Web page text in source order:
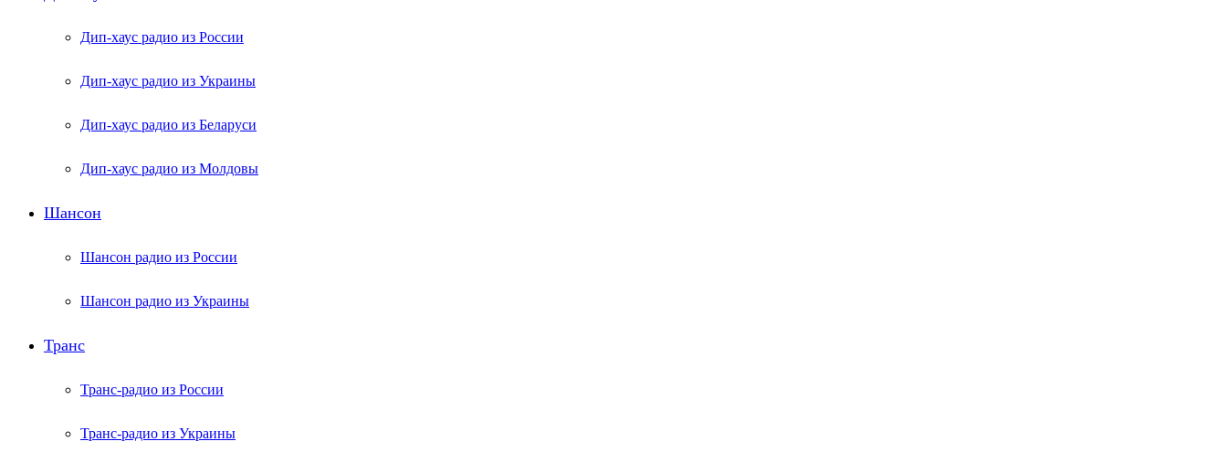
Дип-хаус радио из России
Дип-хаус радио из Украины
Дип-хаус радио из Беларуси
Дип-хаус радио из Молдовы
Шансон
Шансон радио из России
Шансон радио из Украины
Транс
Транс-радио из России
Транс-радио из Украины